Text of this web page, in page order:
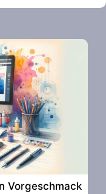
Vorgeschmack